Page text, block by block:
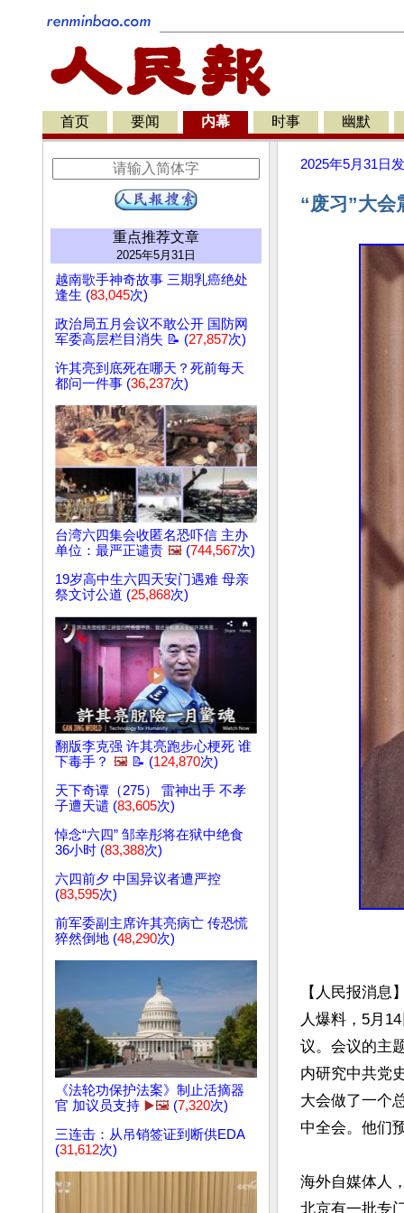
首页 要闻 内幕 时事 幽默
重点推荐文章
2025年5月31日
越南歌手神奇故事 三期乳癌绝处
逢生 (83,045次)
政治局五月会议不敢公开 国防网
军委高层栏目消失 📝 (27,857次)
许其亮到底死在哪天？死前每天
都问一件事 (36,237次)
台湾六四集会收匿名恐吓信 主办
单位：最严正谴责 🖼️ (744,567次)
19岁高中生六四天安门遇难 母亲
祭文讨公道 (25,868次)
翻版李克强 许其亮跑步心梗死 谁
下毒手？ 🖼️ 📝 (124,870次)
天下奇谭（275） 雷神出手 不孝
子遭天谴 (83,605次)
悼念“六四” 邹幸彤将在狱中绝食
36小时 (83,388次)
六四前夕 中国异议者遭严控
(83,595次)
前军委副主席许其亮病亡 传恐慌
猝然倒地 (48,290次)
《法轮功保护法案》制止活摘器
官 加议员支持 ▶️🖼️ (7,320次)
三连击：从吊销签证到断供EDA
(31,612次)
2025年5月31日
“废习”大会
【人民报消息
人爆料，5月
议。会议的主
内研究中共党
大会做了一个
中全会。他们
海外自媒体人
北京有一批专